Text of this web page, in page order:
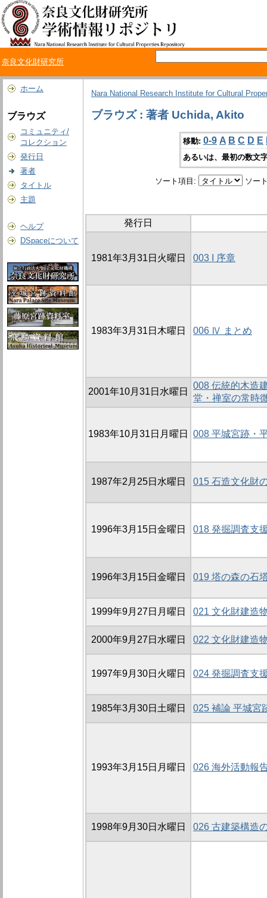
奈良文化財研究所
ホーム
ブラウズ
コミュニティ/
コレクション
発行日
著者
タイトル
主題
ヘルプ
DSpaceについて
Nara National Research Institute for Cultural
ブラウズ : 著者 Uchida, Akito
移動: 0-9 A B C D E
あるいは、最初の数文
ソート項目: ソー
発行日
1981年3月31日火曜日 003 I 序章
1983年3月31日木曜日 006 Ⅳ まとめ
2001年10月31日水曜日
008 伝統的木造
堂・禅室の常時
1983年10月31日月曜日 008 平城宮跡・
1987年2月25日水曜日 015 石造文化財
1996年3月15日金曜日 018 発掘調査支
1996年3月15日金曜日 019 塔の森の石
1999年9月27日月曜日 021 文化財建造
2000年9月27日水曜日 022 文化財建造
1997年9月30日火曜日 024 発掘調査支
1985年3月30日土曜日 025 補論 平城宮
1993年3月15日月曜日 026 海外活動報
1998年9月30日水曜日 026 古建築構造